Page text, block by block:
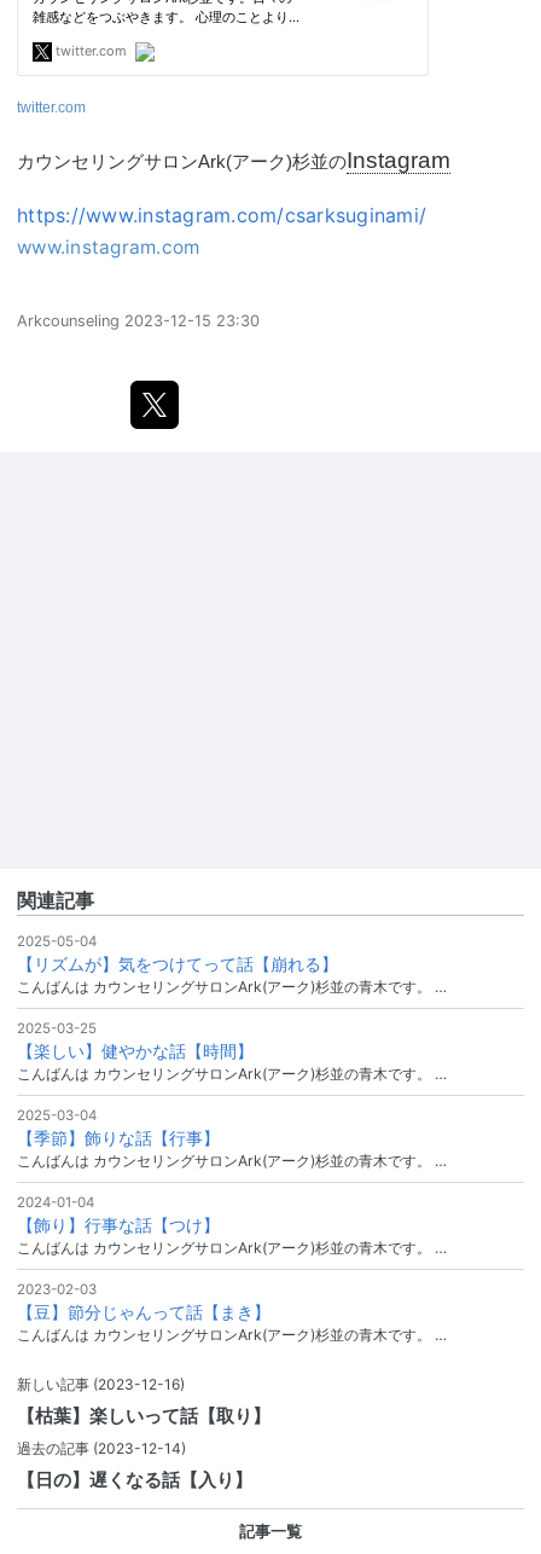
twitter.com
カウンセリングサロンArk(アーク)杉並のInstagram
https://www.instagram.com/csarksuginami/
www.instagram.com
Arkcounseling 2023-12-15 23:30
関連記事
2025-05-04
【リズムが】気をつけてって話【崩れる】
こんばんは カウンセリングサロンArk(アーク)杉並の青木です。 …
2025-03-25
【楽しい】健やかな話【時間】
こんばんは カウンセリングサロンArk(アーク)杉並の青木です。 …
2025-03-04
【季節】飾りな話【行事】
こんばんは カウンセリングサロンArk(アーク)杉並の青木です。 …
2024-01-04
【飾り】行事な話【つけ】
こんばんは カウンセリングサロンArk(アーク)杉並の青木です。 …
2023-02-03
【豆】節分じゃんって話【まき】
こんばんは カウンセリングサロンArk(アーク)杉並の青木です。 …
新しい記事 (2023-12-16)
【枯葉】楽しいって話【取り】
過去の記事 (2023-12-14)
【日の】遅くなる話【入り】
記事一覧